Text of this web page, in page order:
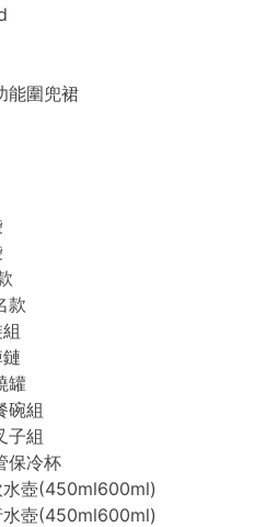
能圍兜裙
款
罐
碗組
子組
保冷杯
壺(450ml600ml)
壺(450ml600ml)